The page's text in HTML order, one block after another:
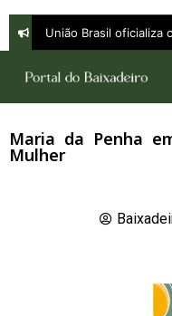
Maria da Penha
Mulher